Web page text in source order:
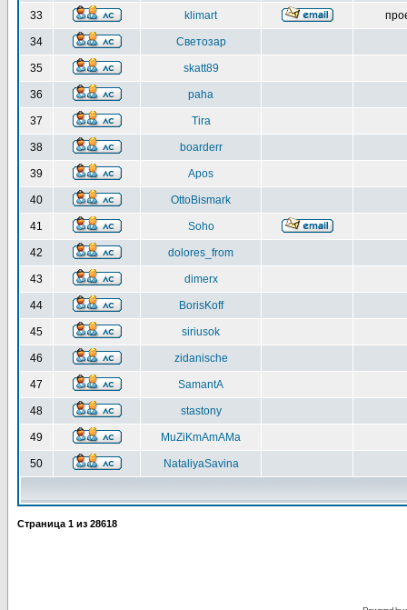
33 klimart
34 Светозар
35 skatt89
36 paha
37 Tira
38 boarderr
39 Apos
40 OttoBismark
41 Soho
42 dolores_from
43 dimerx
44 BorisKoff
45 siriusok
46 zidanische
47 SamantA
48 stastony
49 MuZiKmAmAMa
50 NataliyaSavina
Страница 1 из 28618